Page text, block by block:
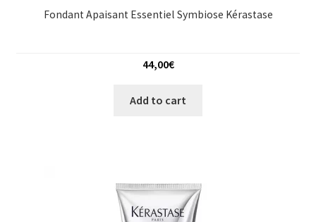
Fondant Apaisant Essentiel Symbiose Kérastase
44,00€
Add to cart